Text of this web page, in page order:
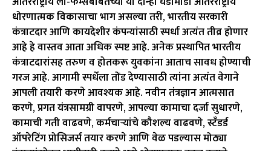
धोरणात्मक विकासाचा भाग असल्या तरी, भारतीय सरकारी
कंत्राटदार आणि कायदेशीर कंपन्यांसाठी स्पर्धा अत्यंत तीव्र होणार
आहे हे वास्तव आता अधिक स्पष्ट आहे. अनेक प्रस्थापित भारतीय
कंत्राटदारांसह तरुण व होतकरू युवकांना आताच सावध होण्याची
गरज आहे. आगामी स्पर्धेला तोंड देण्यासाठी त्यांना अत्यंत वेगाने
आपली तयारी करणे आवश्यक आहे. नवीन तंत्रज्ञान आत्मसात
करणे, प्रगत यंत्रसामग्री वापरणे, आपल्या कामाचा दर्जा सुधारणे,
कामाची गती वाढवणे, कर्मचाऱ्यांचे कौशल्य वाढवणे, स्टँडर्ड
ऑपरेटिंग प्रोसिजर्स तयार करणे आणि वेळ पडल्यास मोठ्या